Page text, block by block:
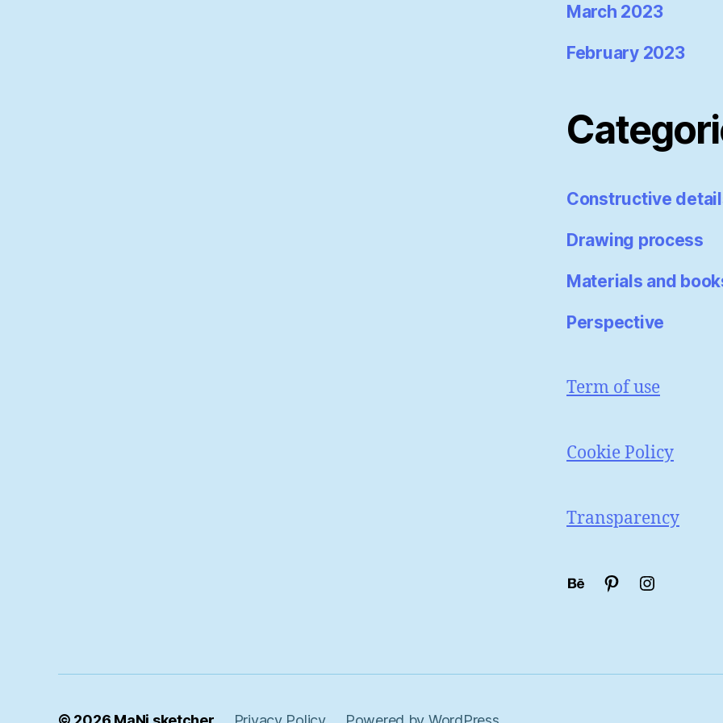
March 2023
February 2023
Constructive
Drawing process
Materials and
Perspective
Term of use
Cookie Policy
Transparency
Portfólio
PinterestInstagram